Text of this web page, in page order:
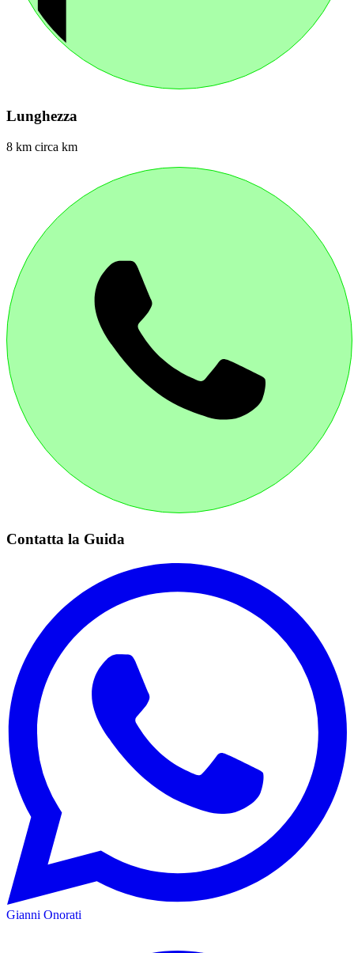
Lunghezza
8 km circa km
Contatta la Guida
Gianni Onorati